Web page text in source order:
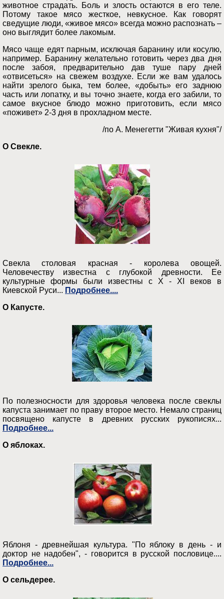
животное страдать. Боль и злость остаются в его теле.
Потому такое мясо жесткое, невкусное. Как говорят
сведущие люди, «живое мясо» всегда можно распознать –
оно выглядит более лакомым.
Мясо чаще едят парным, исключая баранину или косулю,
например. Баранину желательно готовить через два дня
после забоя, предварительно дав туше пару дней
«отвисеться» на свежем воздухе. Если же вам удалось
найти зрелого быка, тем более, «добыть» его заднюю
часть или лопатку, и вы точно знаете, когда его забили, то
самое вкусное блюдо можно приготовить, если мясо
«поживет» 2-3 дня в прохладном месте.
/по А. Менегетти "Живая кухня"/
О Свекле.
Свекла столовая красная - королева овощей.
Человечеству известна с глубокой древности. Ее
культурные формы были известны с Х - ХI веков в
Киевской Руси... Подробнее....
О Капусте.
По полезносности для здоровья человека после свеклы
капуста занимает по праву второе место. Немало страниц
посвящено капусте в древних русских рукописях...
Подробнее...
О яблоках.
Яблоня - древнейшая культура. "По яблоку в день - и
доктор не надобен", - говорится в русской пословице....
Подробнее...
О сельдерее.